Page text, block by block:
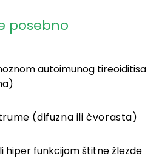
posebno
autoimunog tireoiditisa
(difuzna ili čvorasta)
hiper funkcijom štitne žlezde